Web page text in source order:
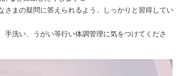
さまの疑問に答えられるよう、しっかりと習得してい
手洗い、うがい等行い体調管理に気をつけてくださ